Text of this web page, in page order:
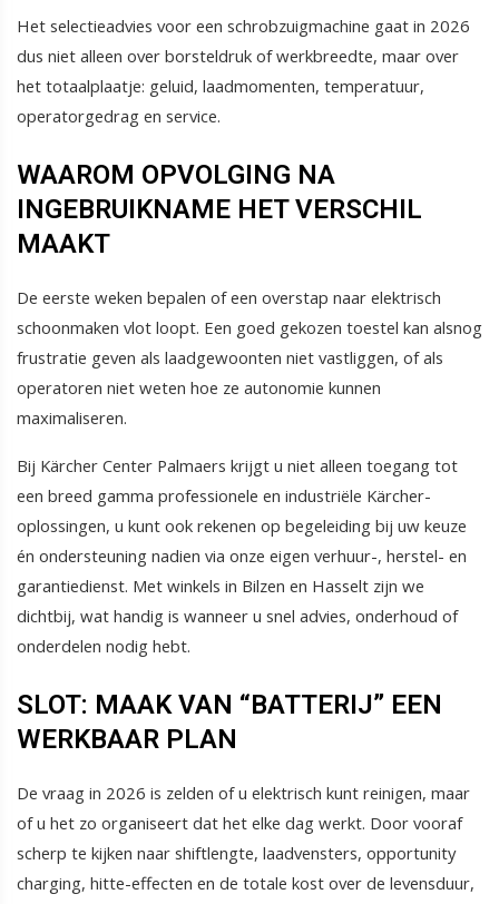
Het selectieadvies voor een schrobzuigmachine gaat in 2026
dus niet alleen over borsteldruk of werkbreedte, maar over
het totaalplaatje: geluid, laadmomenten, temperatuur,
operatorgedrag en service.
WAAROM OPVOLGING NA
INGEBRUIKNAME HET VERSCHIL
MAAKT
De eerste weken bepalen of een overstap naar elektrisch
schoonmaken vlot loopt. Een goed gekozen toestel kan alsnog
frustratie geven als laadgewoonten niet vastliggen, of als
operatoren niet weten hoe ze autonomie kunnen
maximaliseren.
Bij Kärcher Center Palmaers krijgt u niet alleen toegang tot
een breed gamma professionele en industriële Kärcher-
oplossingen, u kunt ook rekenen op begeleiding bij uw keuze
én ondersteuning nadien via onze eigen verhuur-, herstel- en
garantiedienst. Met winkels in Bilzen en Hasselt zijn we
dichtbij, wat handig is wanneer u snel advies, onderhoud of
onderdelen nodig hebt.
SLOT: MAAK VAN “BATTERIJ” EEN
WERKBAAR PLAN
De vraag in 2026 is zelden of u elektrisch kunt reinigen, maar
of u het zo organiseert dat het elke dag werkt. Door vooraf
scherp te kijken naar shiftlengte, laadvensters, opportunity
charging, hitte-effecten en de totale kost over de levensduur,